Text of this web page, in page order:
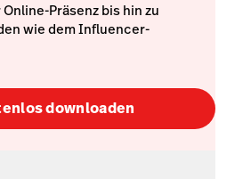
Präsenz bis hin zu
wie dem Influencer-
downloaden